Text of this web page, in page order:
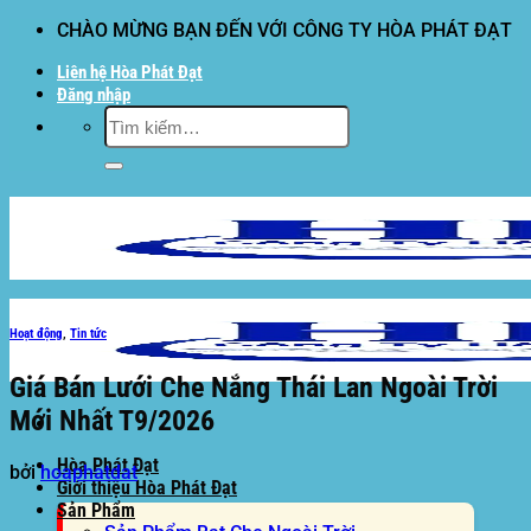
dung
CHÀO MỪNG BẠN ĐẾN VỚI CÔNG TY HÒA PHÁT ĐẠT
Liên hệ Hòa Phát Đạt
Đăng nhập
Tìm
kiếm:
Hòa Phát Đạt
Giới thiệu Hòa Phát Đạt
Sản Phẩm
Hoạt động, Tin tức
Giá Bán Lưới Che Nắng Thái Lan Ngoài Trời
Mới Nhất T9/2026
bởihoaphatdat